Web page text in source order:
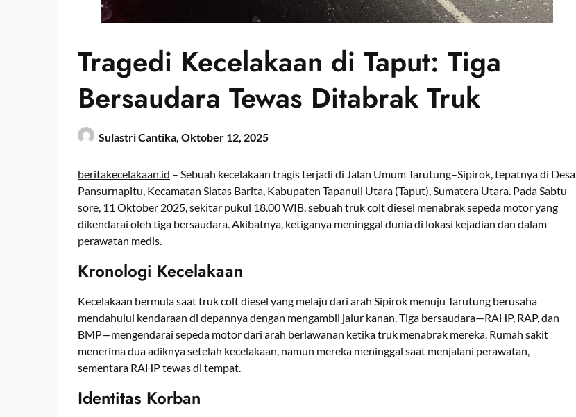
Tragedi Kecelakaan di Taput: Tiga
Bersaudara Tewas Ditabrak Truk
Sulastri Cantika, Oktober 12, 2025
beritakecelakaan.id – Sebuah kecelakaan tragis terjadi di Jalan Umum Tarutung–Sipirok, tepatnya di Desa
Pansurnapitu, Kecamatan Siatas Barita, Kabupaten Tapanuli Utara (Taput), Sumatera Utara. Pada Sabtu
sore, 11 Oktober 2025, sekitar pukul 18.00 WIB, sebuah truk colt diesel menabrak sepeda motor yang
dikendarai oleh tiga bersaudara. Akibatnya, ketiganya meninggal dunia di lokasi kejadian dan dalam
perawatan medis.
Kronologi Kecelakaan
Kecelakaan bermula saat truk colt diesel yang melaju dari arah Sipirok menuju Tarutung berusaha
mendahului kendaraan di depannya dengan mengambil jalur kanan. Tiga bersaudara—RAHP, RAP, dan
BMP—mengendarai sepeda motor dari arah berlawanan ketika truk menabrak mereka. Rumah sakit
menerima dua adiknya setelah kecelakaan, namun mereka meninggal saat menjalani perawatan,
sementara RAHP tewas di tempat.
Identitas Korban